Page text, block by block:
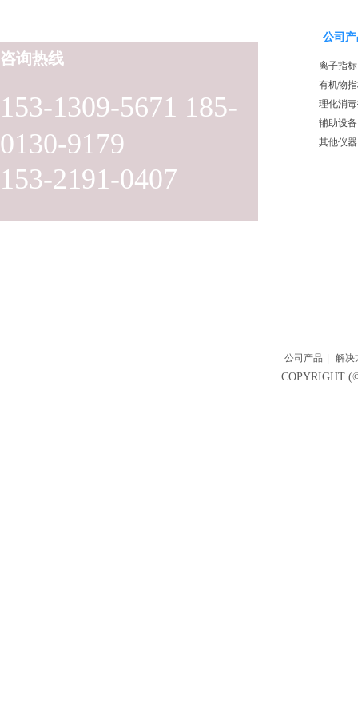
153-1309-5671 185-
0130-9179
153-2191-0407
咨询热线
公司
离子指标
有机物
理化消
辅助设备
其他仪器
公司产品 解决
COPYRIGHT